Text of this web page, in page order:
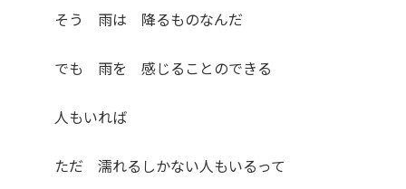
そう 雨は 降るものなんだ
でも 雨を 感じることのできる
人もいれば
ただ 濡れるしかない人もいるって